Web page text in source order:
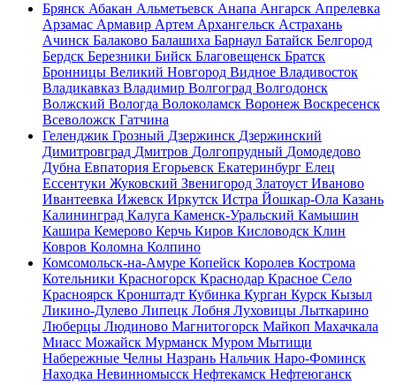
Брянск Абакан Альметьевск Анапа Ангарск Апрелевка
Арзамас Армавир Артем Архангельск Астрахань
Ачинск Балаково Балашиха Барнаул Батайск Белгород
Бердск Березники Бийск Благовещенск Братск
Бронницы Великий Новгород Видное Владивосток
Владикавказ Владимир Волгоград Волгодонск
Волжский Вологда Волоколамск Воронеж Воскресенск
Всеволожск Гатчина
Геленджик Грозный Дзержинск Дзержинский
Димитровград Дмитров Долгопрудный Домодедово
Дубна Евпатория Егорьевск Екатеринбург Елец
Ессентуки Жуковский Звенигород Златоуст Иваново
Ивантеевка Ижевск Иркутск Истра Йошкар-Ола Казань
Калининград Калуга Каменск-Уральский Камышин
Кашира Кемерово Керчь Киров Кисловодск Клин
Ковров Коломна Колпино
Комсомольск-на-Амуре Копейск Королев Кострома
Котельники Красногорск Краснодар Красное Село
Красноярск Кронштадт Кубинка Курган Курск Кызыл
Ликино-Дулево Липецк Лобня Луховицы Лыткарино
Люберцы Людиново Магнитогорск Майкоп Махачкала
Миасс Можайск Мурманск Муром Мытищи
Набережные Челны Назрань Нальчик Наро-Фоминск
Находка Невинномысск Нефтекамск Нефтеюганск